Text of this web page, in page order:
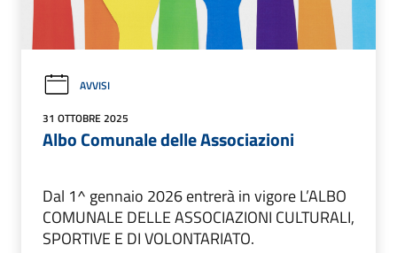
AVVISI
31 OTTOBRE 2025
Albo Comunale delle Associazioni
Dal 1^ gennaio 2026 entrerà in vigore L’ALBO
COMUNALE DELLE ASSOCIAZIONI CULTURALI,
SPORTIVE E DI VOLONTARIATO.